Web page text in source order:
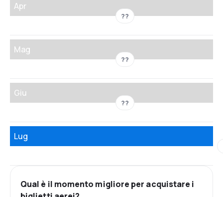
Apr
??
Mag
??
Giu
??
Lug
Qual è il momento migliore per acquistare i